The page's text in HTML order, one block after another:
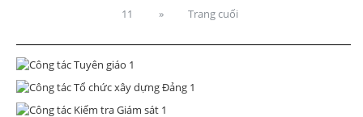
11
» Trang cuối